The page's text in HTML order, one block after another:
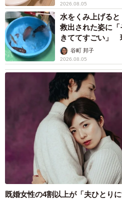
2026.08.05
水をくみ上げる
救出された姿に
きててすごい」
は……谷町 邦子
2026.08.05
既婚女性の4割以上が「夫ひとり